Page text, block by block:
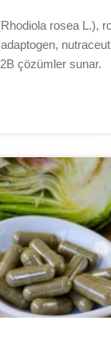
rosea L.),
çözümler sunar.